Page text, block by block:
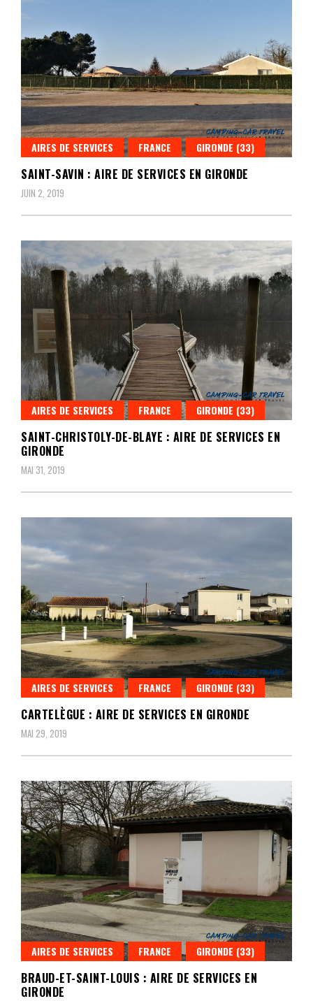
AIRES DE SERVICES FRANCE GIRONDE (33)
SAINT-SAVIN : AIRE DE SERVICES EN GIRONDE
JUIN 2, 2019
AIRES DE SERVICES FRANCE GIRONDE (33)
SAINT-CHRISTOLY-DE-BLAYE : AIRE DE SERVICES EN
GIRONDE
MAI 31, 2019
AIRES DE SERVICES FRANCE GIRONDE (33)
CARTELÈGUE : AIRE DE SERVICES EN GIRONDE
MAI 29, 2019
AIRES DE SERVICES FRANCE GIRONDE (33)
BRAUD-ET-SAINT-LOUIS : AIRE DE SERVICES EN
GIRONDE